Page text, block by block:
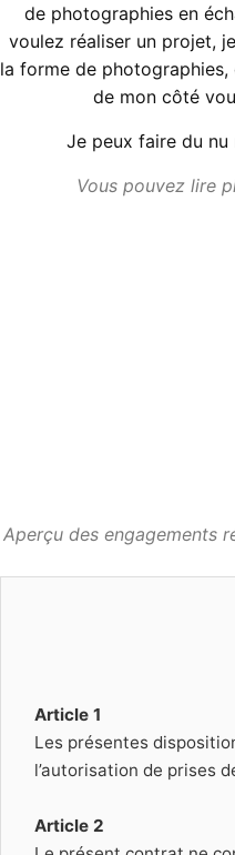
de photographies en
voulez réaliser un projet,
la forme de
de mon côté
Je peux faire du
Vous pouvez lire
Aperçu des engagements
Article 1
Les présentes
l’autorisation de prises
Article 2